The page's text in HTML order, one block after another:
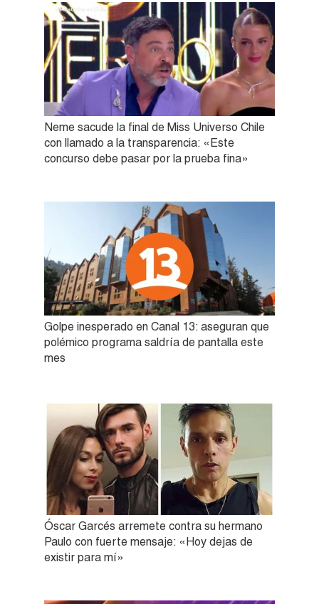
Neme sacude la final de Miss Universo Chile
con llamado a la transparencia: «Este
concurso debe pasar por la prueba fina»
Golpe inesperado en Canal 13: aseguran que
polémico programa saldría de pantalla este
mes
Óscar Garcés arremete contra su hermano
Paulo con fuerte mensaje: «Hoy dejas de
existir para mí»